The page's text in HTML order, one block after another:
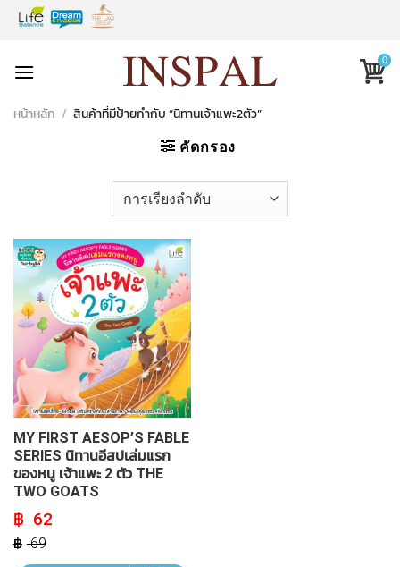
Skip
0
หน้าหลัก / สินค้าที่มีป้ายกำกับ “นิทานเจ้าแพะ2ตัว”
คัดกรอง
MY FIRST AESOP’S FABLE
SERIES นิทานอีสปเล่มแรก
ของหนู เจ้าแพะ 2 ตัว THE
TWO GOATS
69
Original
price
was:
฿ 69.
62
Current
price
is:
฿ 62.